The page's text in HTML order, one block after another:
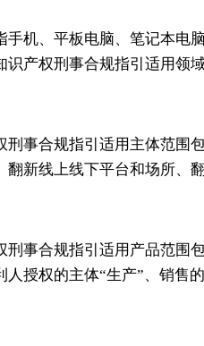
手机、平板电脑、笔记本电
识产权刑事合规指引适用领
刑事合规指引适用主体范围
翻新线上线下平台和场所、
刑事合规指引适用产品范围
人授权的主体“生产”、销售